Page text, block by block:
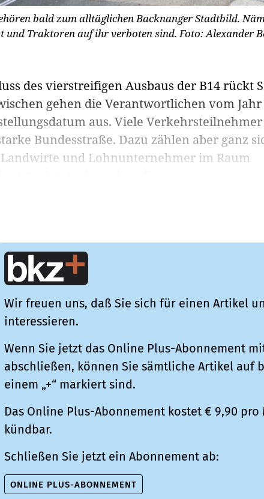
bald zum alltäglichen Backnanger Stadtbild.
und Traktoren auf ihr verboten sind.Foto: Alexander
des vierstreifigen Ausbaus der B14 rückt
gehen die Verantwortlichen vom Jahr
aus. Viele
Bundesstraße. Dazu zählen aber ganz
und Lohnunternehmer im Raum
Wir freuen uns, daß Sie sich für einen Artikel
interessieren.
Wenn Sie jetzt das Online Plus-Abonnement
abschließen, können Sie sämtliche Artikel auf
einem „+“ markiert sind.
Das Online Plus-Abonnement kostet € 9,90
kündbar.
Schließen Sie jetzt ein Abonnement ab:
ONLINE PLUS-ABONNEMENT